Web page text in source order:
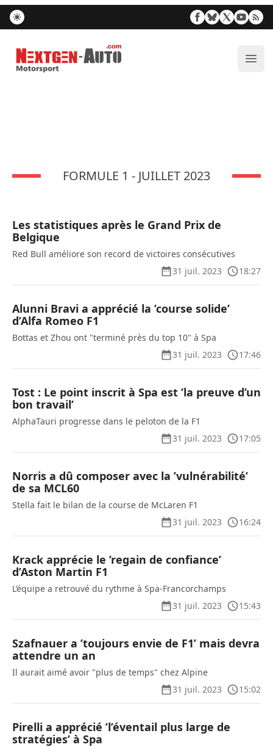
Nextgen-Auto.com
FORMULE 1 - JUILLET 2023
Les statistiques après le Grand Prix de
Belgique
Red Bull améliore son record de victoires consécutives
31 juil. 2023
18:27
Alunni Bravi a apprécié la ’course solide’
d’Alfa Romeo F1
Bottas et Zhou ont "terminé près du top 10" à Spa
31 juil. 2023
17:46
Tost : Le point inscrit à Spa est ’la preuve d’un
bon travail’
AlphaTauri progresse dans le peloton de la F1
31 juil. 2023
17:05
Norris a dû composer avec la ’vulnérabilité’
de sa MCL60
Stella fait le bilan de la course de McLaren F1
31 juil. 2023
16:24
Krack apprécie le ’regain de confiance’
d’Aston Martin F1
L’équipe a retrouvé du rythme à Spa-Francorchamps
31 juil. 2023
15:43
Szafnauer a ’toujours envie de F1’ mais devra
attendre un an
Il aurait aimé avoir "plus de temps" chez Alpine
31 juil. 2023
15:02
Pirelli a apprécié ’l’éventail plus large de
stratégies’ à Spa